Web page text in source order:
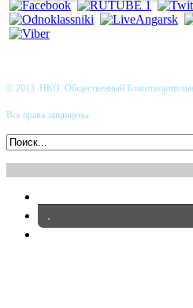
© 2013 НКО Общественный
Все права защищены.
.